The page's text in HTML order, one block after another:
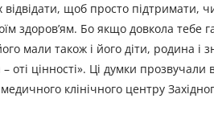
щоб просто підтримати,
здоров’ям. Бо якщо довкола тебе
мали також і його діти, родина і
цінності». Ці думки прозвучали
клінічного центру